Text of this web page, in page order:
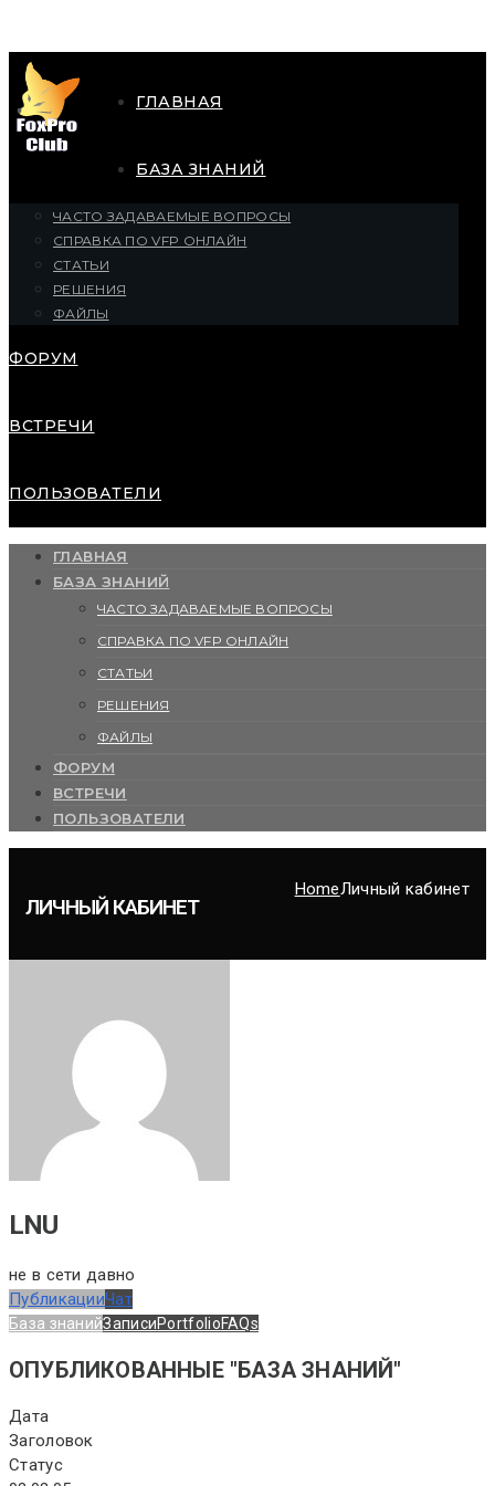
ГЛАВНАЯ
БАЗА ЗНАНИЙ
ЧАСТО ЗАДАВАЕМЫЕ ВОПРОСЫ
СПРАВКА ПО VFP ОНЛАЙН
СТАТЬИ
РЕШЕНИЯ
ФАЙЛЫ
ФОРУМ
ВСТРЕЧИ
ПОЛЬЗОВАТЕЛИ
ГЛАВНАЯ
БАЗА ЗНАНИЙ
ЧАСТО ЗАДАВАЕМЫЕ ВОПРОСЫ
СПРАВКА ПО VFP ОНЛАЙН
СТАТЬИ
РЕШЕНИЯ
ФАЙЛЫ
ФОРУМ
ВСТРЕЧИ
ПОЛЬЗОВАТЕЛИ
HomeЛичный кабинет
ЛИЧНЫЙ КАБИНЕТ
LNU
не в сети давно
ПубликацииЧат
База знанийЗаписиPortfolioFAQs
ОПУБЛИКОВАННЫЕ "БАЗА ЗНАНИЙ"
Дата
Заголовок
Статус